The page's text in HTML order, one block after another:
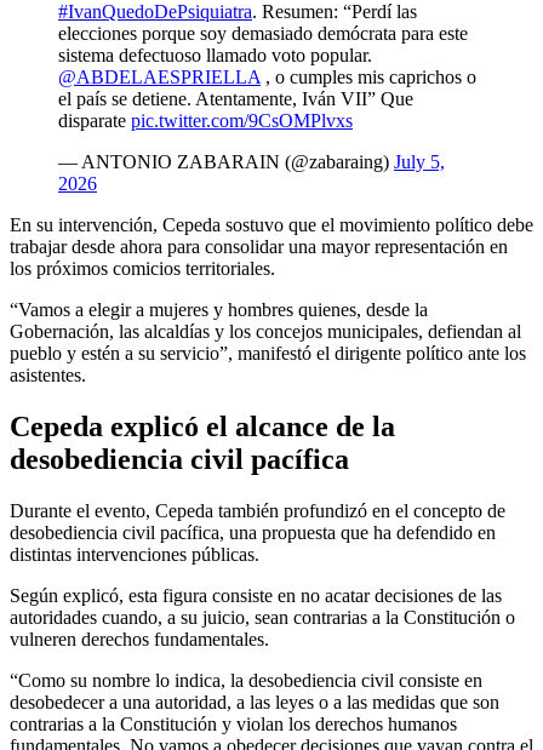
#IvanQuedoDePsiquiatra. Resumen: “Perdí las
elecciones porque soy demasiado demócrata para este
sistema defectuoso llamado voto popular.
@ABDELAESPRIELLA , o cumples mis caprichos o
el país se detiene. Atentamente, Iván VII” Que
disparate pic.twitter.com/9CsOMPlvxs
— ANTONIO ZABARAIN (@zabaraing) July 5,
2026
En su intervención, Cepeda sostuvo que el movimiento político debe
trabajar desde ahora para consolidar una mayor representación en
los próximos comicios territoriales.
“Vamos a elegir a mujeres y hombres quienes, desde la
Gobernación, las alcaldías y los concejos municipales, defiendan al
pueblo y estén a su servicio”, manifestó el dirigente político ante los
asistentes.
Cepeda explicó el alcance de la
desobediencia civil pacífica
Durante el evento, Cepeda también profundizó en el concepto de
desobediencia civil pacífica, una propuesta que ha defendido en
distintas intervenciones públicas.
Según explicó, esta figura consiste en no acatar decisiones de las
autoridades cuando, a su juicio, sean contrarias a la Constitución o
vulneren derechos fundamentales.
“Como su nombre lo indica, la desobediencia civil consiste en
desobedecer a una autoridad, a las leyes o a las medidas que son
contrarias a la Constitución y violan los derechos humanos
fundamentales. No vamos a obedecer decisiones que vayan contra el